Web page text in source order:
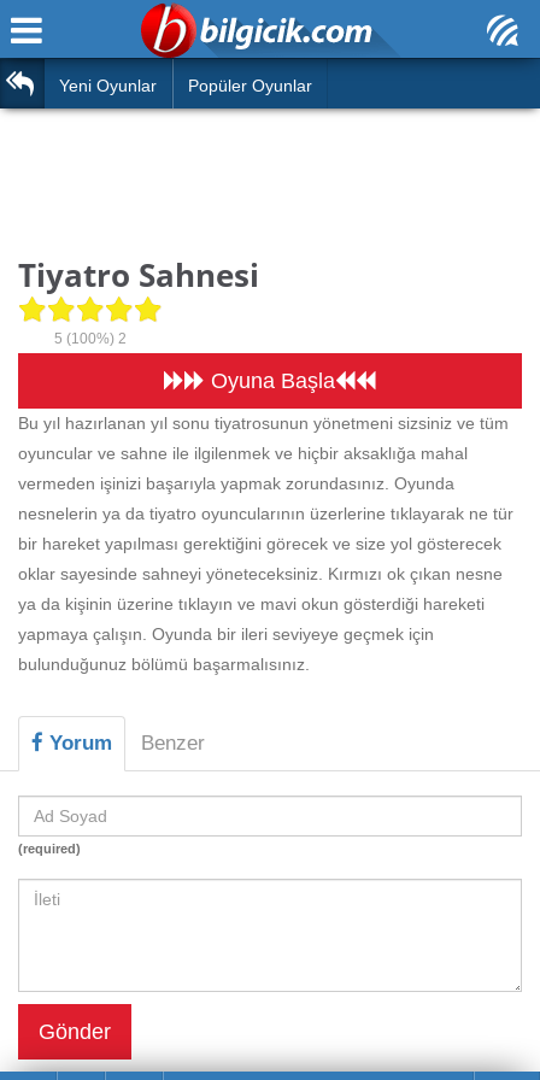
Araba
Futbol
Çocuk
Silah
Basketbol
Beceri
Komik
Macera
Savaş
Yemek
Ana Sayfa
Hızlı Okuma Testi
Hesaplamalar
Oyun
Eğitim Haberleri
Yeni Oyunlar Popüler Oyunlar
Tiyatro Sahnesi
5 (100%) 2
Oyuna Başla
Bu yıl hazırlanan yıl sonu tiyatrosunun yönetmeni sizsiniz ve tüm
oyuncular ve sahne ile ilgilenmek ve hiçbir aksaklığa mahal
vermeden işinizi başarıyla yapmak zorundasınız. Oyunda
nesnelerin ya da tiyatro oyuncularının üzerlerine tıklayarak ne tür
bir hareket yapılması gerektiğini görecek ve size yol gösterecek
oklar sayesinde sahneyi yöneteceksiniz. Kırmızı ok çıkan nesne
ya da kişinin üzerine tıklayın ve mavi okun gösterdiği hareketi
yapmaya çalışın. Oyunda bir ileri seviyeye geçmek için
bulunduğunuz bölümü başarmalısınız.
Yorum Benzer
(required)
Gönder